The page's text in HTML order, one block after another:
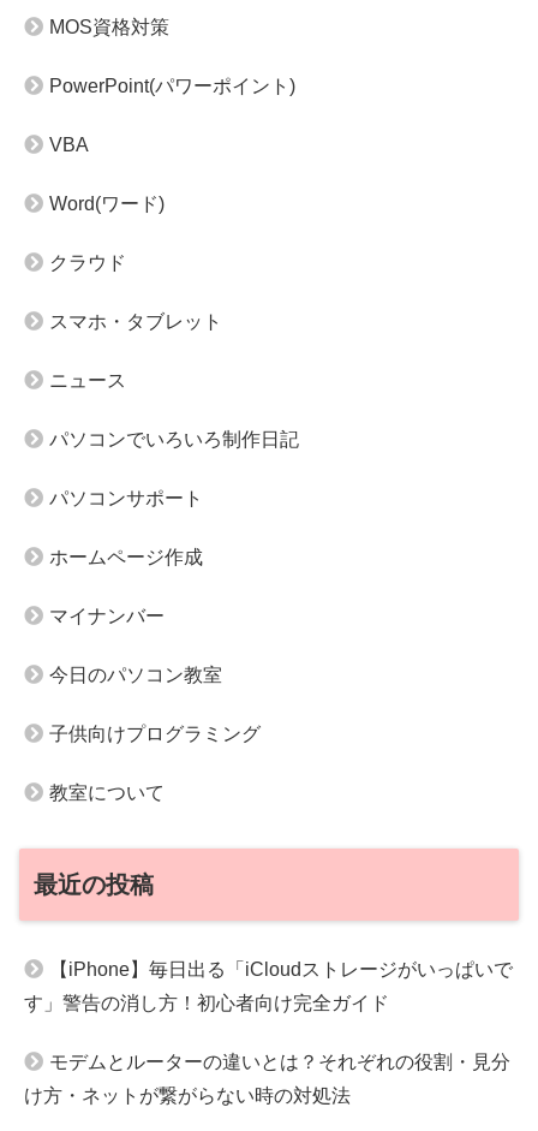
MOS資格対策
PowerPoint(パワーポイント)
VBA
Word(ワード)
クラウド
スマホ・タブレット
ニュース
パソコンでいろいろ制作日記
パソコンサポート
ホームページ作成
マイナンバー
今日のパソコン教室
子供向けプログラミング
教室について
最近の投稿
【iPhone】毎日出る「iCloudストレージがいっぱいで
す」警告の消し方！初心者向け完全ガイド
モデムとルーターの違いとは？それぞれの役割・見分
け方・ネットが繋がらない時の対処法